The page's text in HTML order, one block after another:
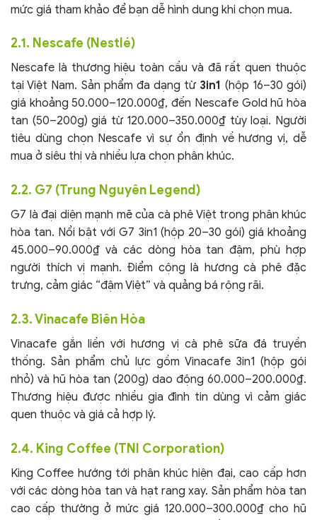
mức giá tham khảo để bạn dễ hình dung khi chọn mua.
2.1. Nescafe (Nestlé)
Nescafe là thương hiệu toàn cầu và đã rất quen thuộc
tại Việt Nam. Sản phẩm đa dạng từ 3in1 (hộp 16–30 gói)
giá khoảng 50.000–120.000₫, đến Nescafe Gold hũ hòa
tan (50–200g) giá từ 120.000–350.000₫ tùy loại. Người
tiêu dùng chọn Nescafe vì sự ổn định về hương vị, dễ
mua ở siêu thị và nhiều lựa chọn phân khúc.
2.2. G7 (Trung Nguyên Legend)
G7 là đại diện mạnh mẽ của cà phê Việt trong phân khúc
hòa tan. Nổi bật với G7 3in1 (hộp 20–30 gói) giá khoảng
45.000–90.000₫ và các dòng hòa tan đậm, phù hợp
người thích vị mạnh. Điểm cộng là hương cà phê đặc
trưng, cảm giác “đậm Việt” và quảng bá rộng rãi.
2.3. Vinacafe Biên Hòa
Vinacafe gắn liền với hương vị cà phê sữa đá truyền
thống. Sản phẩm chủ lực gồm Vinacafe 3in1 (hộp gói
nhỏ) và hũ hòa tan (200g) dao động 60.000–200.000₫.
Thương hiệu được nhiều gia đình tin dùng vì cảm giác
quen thuộc và giá cả hợp lý.
2.4. King Coffee (TNI Corporation)
King Coffee hướng tới phân khúc hiện đại, cao cấp hơn
với các dòng hòa tan và hạt rang xay. Sản phẩm hòa tan
cao cấp thường ở mức giá 120.000–300.000₫ cho hũ